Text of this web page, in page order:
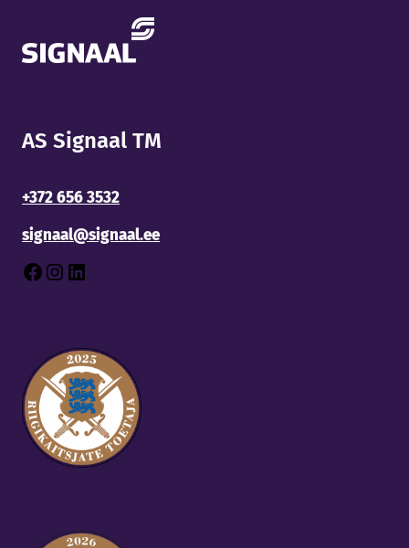
Рабочие часы:
Пн: 8:00 - 17:00
Чт: 8:00 - 16:00
Пт: 8:00 - 15:00
По телефону:
По почте:
По телефону:
По почте:info@signaal.ee
AS Signaal TM
+372 656 3532
signaal@signaal.ee
Facebook
Instagram
LinkedIn